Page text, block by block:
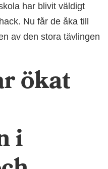
har blivit väldigt
Nu får de åka till
av den stora tävlingen
ökat
i